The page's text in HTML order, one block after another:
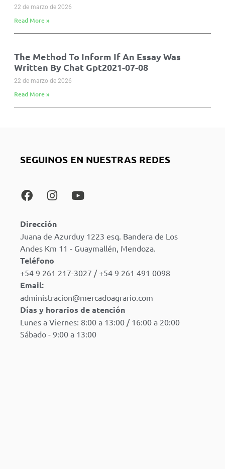
22 de marzo de 2026
Read More »
The Method To Inform If An Essay Was
Written By Chat Gpt2021-07-08
22 de marzo de 2026
Read More »
SEGUINOS EN NUESTRAS REDES
Dirección
Juana de Azurduy 1223 esq. Bandera de Los
Andes Km 11 - Guaymallén, Mendoza.
Teléfono
+54 9 261 217-3027 / +54 9 261 491 0098
Email:
administracion@mercadoagrario.com
Días y horarios de atención
Lunes a Viernes: 8:00 a 13:00 / 16:00 a 20:00
Sábado - 9:00 a 13:00